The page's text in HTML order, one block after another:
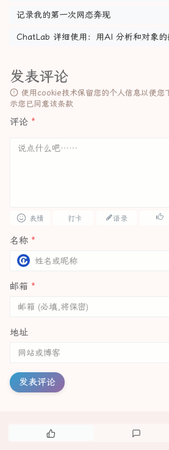
记录我的第一次网恋奔现
发表评论
使用cookie技术保留您的个人信息以便您
示您已同意该条款
评论 *
表情 打卡 语录
名称 *
邮箱 *
地址
发表评论
热